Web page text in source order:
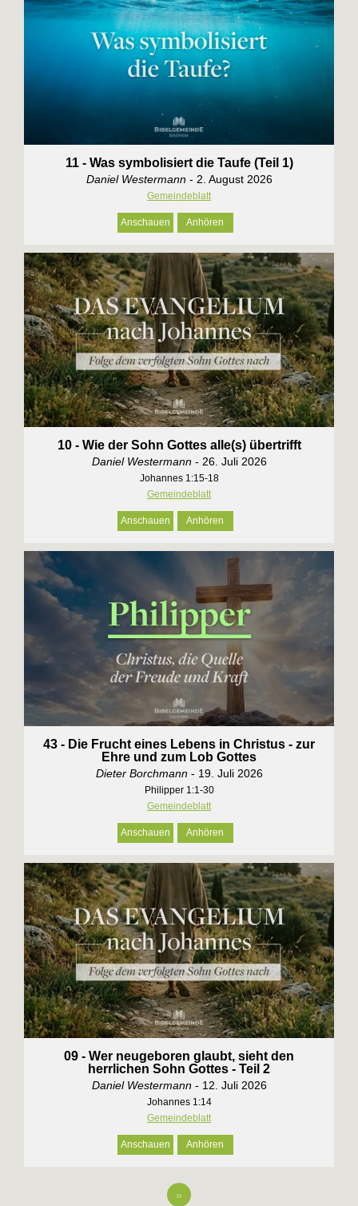
11 - Was symbolisiert die Taufe (Teil 1)
Daniel Westermann- 2. August 2026
Gemeindeblatt
Anschauen Anhören
10 - Wie der Sohn Gottes alle(s) übertrifft
Daniel Westermann- 26. Juli 2026
Johannes 1:15-18
Gemeindeblatt
Anschauen Anhören
43 - Die Frucht eines Lebens in Christus - zur
Ehre und zum Lob Gottes
Dieter Borchmann- 19. Juli 2026
Philipper 1:1-30
Gemeindeblatt
Anschauen Anhören
09 - Wer neugeboren glaubt, sieht den
herrlichen Sohn Gottes - Teil 2
Daniel Westermann- 12. Juli 2026
Johannes 1:14
Gemeindeblatt
Anschauen Anhören
»